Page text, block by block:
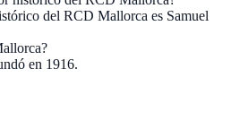
del RCD Mallorca es Samuel
en 1916.